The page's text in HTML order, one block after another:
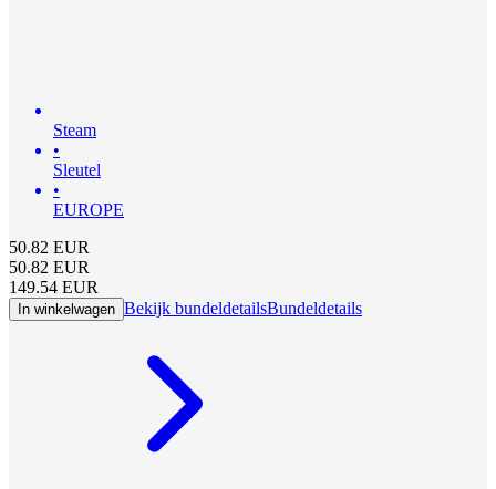
Steam
•
Sleutel
•
EUROPE
50.82 EUR
50.82 EUR
149.54 EUR
In winkelwagen Bekijk bundeldetailsBundeldetails